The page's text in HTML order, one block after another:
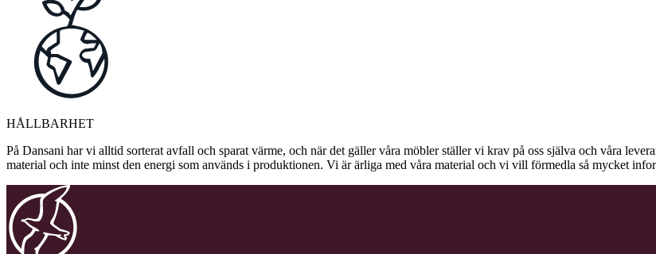
HÅLLBARHET
På Dansani har vi alltid sorterat avfall och sparat värme, och när det gäller våra möbler ställer vi krav på oss själva och våra
material och inte minst den energi som används i produktionen. Vi är ärliga med våra material och vi vill förmedla så mycket